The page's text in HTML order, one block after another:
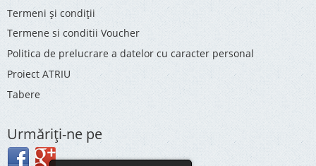
Termeni și condiții
Termene si conditii Voucher
Politica de prelucrare a datelor cu caracter personal
Proiect ATRIU
Tabere
Urmăriţi-ne pe